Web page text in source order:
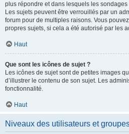
plus répondre et dans lesquels les
Les sujets peuvent être verrouillés par un
forum pour de multiples raisons. Vous
propres sujets, si cela a été autorisé par les
Haut
Que sont les icônes de sujet ?
Les icônes de sujet sont de petites images
d’illustrer le contenu de son sujet. Les
fonctionnalité.
Haut
Niveaux des utilisateurs et